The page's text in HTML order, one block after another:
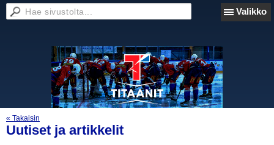
Valikko
« Takaisin
Uutiset ja artikkelit